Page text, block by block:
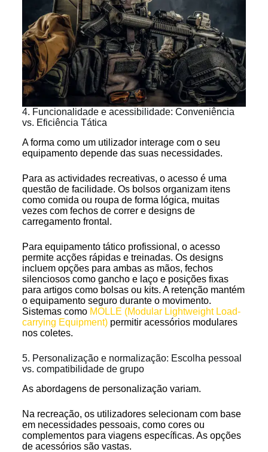
4. Funcionalidade e acessibilidade: Conveniência
vs. Eficiência Tática
A forma como um utilizador interage com o seu
equipamento depende das suas necessidades.
Para as actividades recreativas, o acesso é uma
questão de facilidade. Os bolsos organizam itens
como comida ou roupa de forma lógica, muitas
vezes com fechos de correr e designs de
carregamento frontal.
Para equipamento tático profissional, o acesso
permite acções rápidas e treinadas. Os designs
incluem opções para ambas as mãos, fechos
silenciosos como gancho e laço e posições fixas
para artigos como bolsas ou kits. A retenção mantém
o equipamento seguro durante o movimento.
Sistemas como MOLLE (Modular Lightweight Load-
carrying Equipment)permitir acessórios modulares
nos coletes.
5. Personalização e normalização: Escolha pessoal
vs. compatibilidade de grupo
As abordagens de personalização variam.
Na recreação, os utilizadores selecionam com base
em necessidades pessoais, como cores ou
complementos para viagens específicas. As opções
de acessórios são vastas.